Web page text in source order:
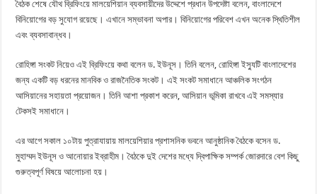
বৈঠক শেষে যৌথ ব্রিফিংয়ে মালয়েশিয়ান ব্যবসায়ীদের উদ্দেশে প্রধান উপদেষ্টা বলেন, বাংলাদেশে
বিনিয়োগের বড় সুযোগ রয়েছে। এখানে সম্ভাবনা অপার। বিনিয়োগের পরিবেশ এখন অনেক স্থিতিশীল
এবং ব্যবসাবান্ধব।
রোহিঙ্গা সংকট নিয়েও এই ব্রিফিংয়ে কথা বলেন ড. ইউনূস। তিনি বলেন, রোহিঙ্গা ইস্যুটি বাংলাদেশের
জন্য একটি বড় ধরনের মানবিক ও রাজনৈতিক সংকট। এই সংকট সমাধানে আঞ্চলিক সংগঠন
আসিয়ানের সহায়তা প্রয়োজন। তিনি আশা প্রকাশ করেন, আসিয়ান ভূমিকা রাখবে এই সমস্যার
টেকসই সমাধানে।
এর আগে সকাল ১০টায় পুত্রাযায়ায় মালয়েশিয়ার প্রশাসনিক ভবনে আনুষ্ঠানিক বৈঠকে বসেন ড.
মুহাম্মদ ইউনূস ও আনোয়ার ইব্রাহীম। বৈঠকে দুই দেশের মধ্যে দ্বিপাক্ষিক সম্পর্ক জোরদারে বেশ কিছু
গুরুত্বপূর্ণ বিষয়ে আলোচনা হয়।